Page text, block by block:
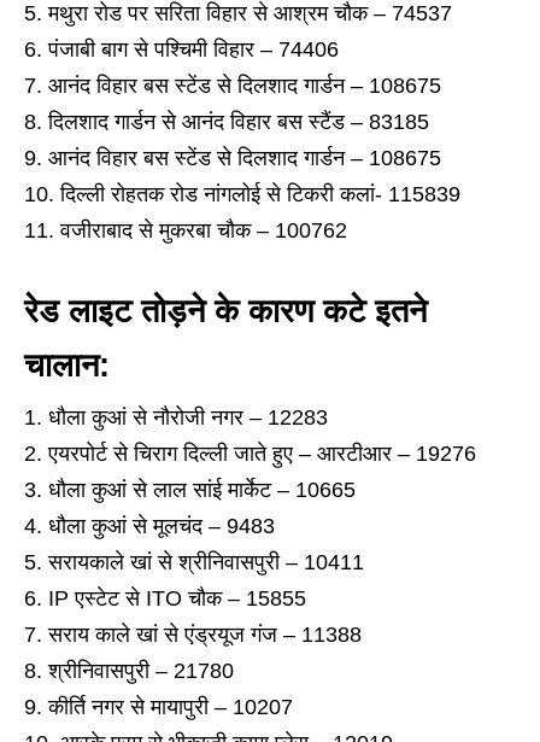
मथुरा रोड पर सरिता विहार से आश्रम चौक – 74537
पंजाबी बाग से पश्चिमी विहार – 74406
आनंद विहार बस स्टेंड से दिलशाद गार्डन – 108675
दिलशाद गार्डन से आनंद विहार बस स्टैंड – 83185
आनंद विहार बस स्टेंड से दिलशाद गार्डन – 108675
दिल्ली रोहतक रोड नांगलोई से टिकरी कलां- 115839
वजीराबाद से मुकरबा चौक – 100762
रेड लाइट तोड़ने के कारण कटे इतने
चालान:
धौला कुआं से नौरोजी नगर – 12283
एयरपोर्ट से चिराग दिल्ली जाते हुए – आरटीआर – 19276
धौला कुआं से लाल सांई मार्केट – 10665
धौला कुआं से मूलचंद – 9483
सरायकाले खां से श्रीनिवासपुरी – 10411
IP एस्टेट से ITO चौक – 15855
सराय काले खां से एंड्रयूज गंज – 11388
श्रीनिवासपुरी – 21780
कीर्ति नगर से मायापुरी – 10207